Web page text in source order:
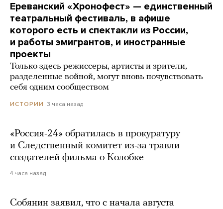
Ереванский «Хронофест» — единственный
театральный фестиваль, в афише
которого есть и спектакли из России,
и работы эмигрантов, и иностранные
проекты
Только здесь режиссеры, артисты и зрители,
разделенные войной, могут вновь почувствовать
себя одним сообществом
ИСТОРИИ 3 часа назад
«Россия-24» обратилась в прокуратуру
и Следственный комитет из-за травли
создателей фильма о Колобке
4 часа назад
Собянин заявил, что с начала августа